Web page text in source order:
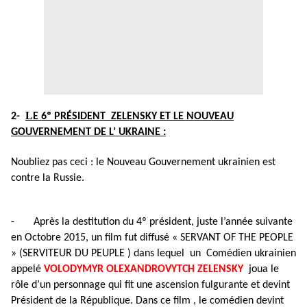
2- L E 6º PRÉSIDENT ZELENSKY ET LE NOUVEAU
GOUVERNEMENT DE L’ UKRAINE :
Noubliez pas ceci : le Nouveau Gouvernement ukrainien est
contre la Russie.
- Après la destitution du 4º président, juste l’année suivante
en Octobre 2015, un film fut diffusé « SERVANT OF THE PEOPLE
» (SERVITEUR DU PEUPLE ) dans lequel un Comédien ukrainien
appelé VOLODYMYR OLEXANDROVYTCH ZELENSKY joua le
rôle d’un personnage qui fit une ascension fulgurante et devint
Président de la République. Dans ce film , le comédien devint